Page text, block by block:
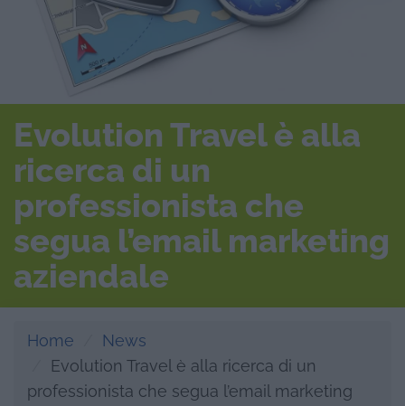
Evolution Travel è alla
ricerca di un
professionista che
segua l’email marketing
aziendale
Home
News
Evolution Travel è alla ricerca di un
professionista che segua l’email marketing